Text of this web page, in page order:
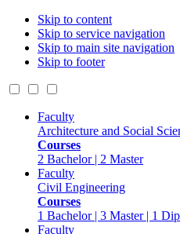
Skip to content
Skip to service navigation
Skip to main site navigation
Skip to footer
Faculty
Architecture and Social
Courses
2 Bachelor | 2 Master
Faculty
Civil Engineering
Courses
1 Bachelor | 3 Master | 1
Faculty